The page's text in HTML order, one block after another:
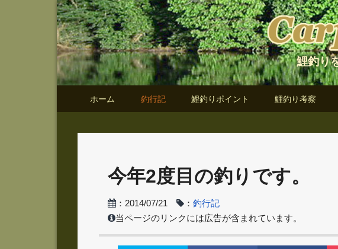
鯉釣り
ホーム 釣行記 鯉釣りポイント 鯉釣り考察
今年2度目の釣りです。
：2014/07/21 ： 釣行記
当ページのリンクには広告が含まれています。